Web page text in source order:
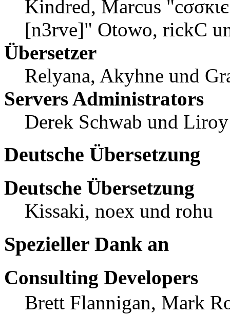
Kindred, Marcus
[n3rve]" Otowo, rickC
Übersetzer
Relyana, Akyhne und
Servers Administrators
Derek Schwab und
Deutsche Übersetzung
Deutsche Übersetzung
Kissaki, noex und rohu
Spezieller Dank an
Consulting Developers
Brett Flannigan, Mark